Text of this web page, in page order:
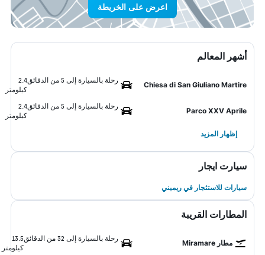
اعرض على الخريطة
أشهر المعالم
Chiesa di San Giuliano Martire
رحلة بالسيارة إلى 5 من الدقائق
2.4
كيلومتر
Parco XXV Aprile
رحلة بالسيارة إلى 5 من الدقائق
2.4
كيلومتر
إظهار المزيد
سيارت ايجار
سيارات للاستئجار في ريميني
المطارات القريبة
مطار Miramare
رحلة بالسيارة إلى 32 من الدقائق
13.5
كيلومتر